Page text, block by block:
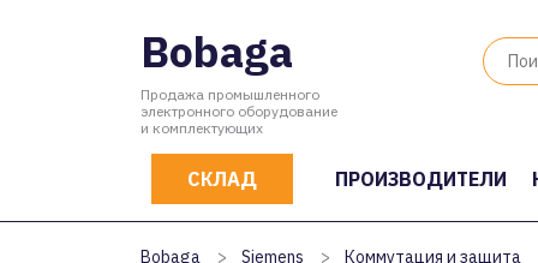
Bobaga
Продажа промышленного
электронного оборудование
и комплектующих
СКЛАД ПРОИЗВОДИТЕЛИ
Bobaga > Siemens > Коммутация и защита